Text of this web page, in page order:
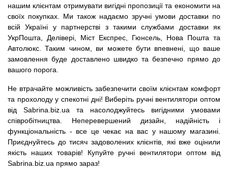
нашим клієнтам отримувати вигідні пропозиції та економити на
своїх покупках. Ми також надаємо зручні умови доставки по
всій Україні у партнерстві з такими службами доставки як
УкрПошта, Делівері, Міст Експрес, Гюнсель, Нова Пошта та
Автолюкс. Таким чином, ви можете бути впевнені, що ваше
замовлення буде доставлено швидко та безпечно прямо до
вашого порога.
Не втрачайте можливість забезпечити своїм клієнтам комфорт
та прохолоду у спекотні дні! Виберіть ручні вентилятори оптом
від Sabrina.biz.ua та насолоджуйтесь вигідними умовами
співробітництва. Неперевершений дизайн, надійність і
функціональність - все це чекає на вас у нашому магазині.
Приєднуйтесь до тисяч задоволених клієнтів, які вже оцінили
якість наших товарів! Купуйте ручні вентилятори оптом від
Sabrina.biz.ua прямо зараз!